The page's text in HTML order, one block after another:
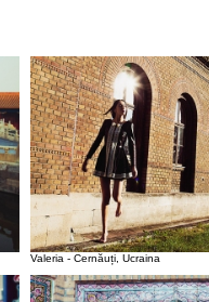
Valeria - Cernăuți, Ucraina